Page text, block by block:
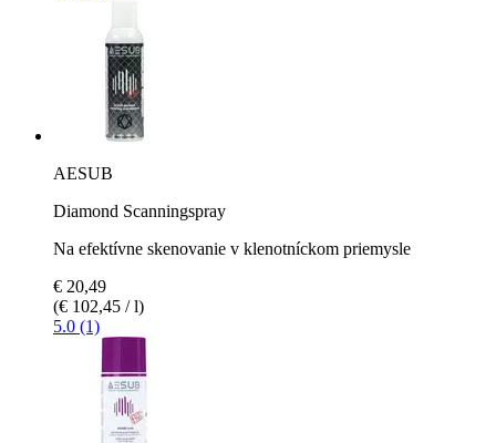
AESUB
Diamond Scanningspray
Na efektívne skenovanie v klenotníckom priemysle
€ 20,49
(€ 102,45 / l)
5.0 (1)